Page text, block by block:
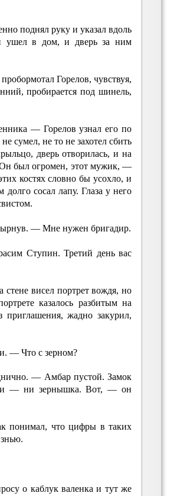
поднял руку и указал вдоль
ушел в дом, и дверь за ним
Горелов, чувствуя,
пробирается под шинель,
— Горелов узнал его по
сумел, не то не захотел сбить
дверь отворилась, и на
Он был огромен, этот мужик, —
костях словно бы усохло, и
сосал лапу. Глаза у него
— Мне нужен бригадир.
Ступин. Третий день вас
висел портрет вождя, но
казалось разбитым на
приглашения, жадно закурил,
— Что с зерном?
— Амбар пустой. Замок
— ни зернышка. Вот, — он
понимал, что цифры в таких
о каблук валенка и тут же